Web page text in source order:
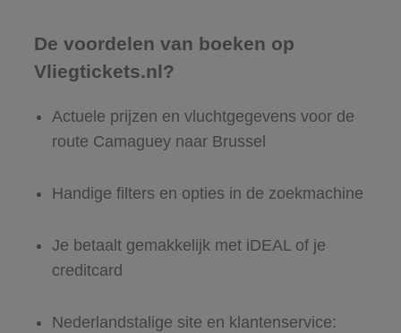
De voordelen van boeken op
Vliegtickets.nl?
Actuele prijzen en vluchtgegevens voor de
route Camaguey naar Brussel
Handige filters en opties in de zoekmachine
Je betaalt gemakkelijk met iDEAL of je
creditcard
Nederlandstalige site en klantenservice: